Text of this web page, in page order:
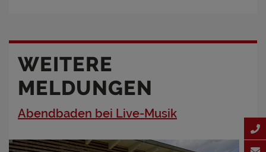
WEITERE
MELDUNGEN
Abendbaden bei Live-Musik